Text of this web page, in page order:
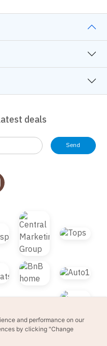
deals
Send
by clicking "Change